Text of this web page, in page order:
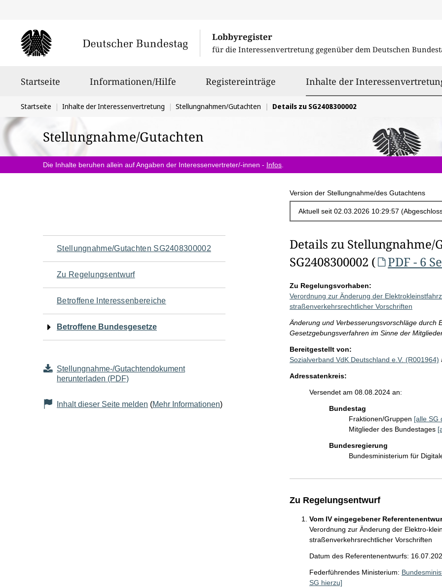
Lobbyregister
für die Interessenvertretung gegenüber dem Deutschen
Startseite Informationen/Hilfe Registereinträge Inhalte der
Sie
befinden
sich
hier:
Startseite Inhalte der Interessenvertretung Stellungnahmen/Gutachten Details zu SG2408300002
Stellungnahme/Gutachten
Die Inhalte beruhen allein auf Angaben der Interessenvertreter/-innen - Infos
Version der Stellungnahme/des Gutachtens
Navigation
für
den
Seiteninhalt
Stellungnahme/Gutachten SG2408300002
Zu Regelungsentwurf
Betroffene Interessenbereiche
Betroffene Bundesgesetze
Stellungnahme-/Gutachtendokument
herunterladen (PDF)
Inhalt dieser Seite melden (Mehr Informationen)
Details zu Stellungnahme/
SG2408300002 (
PDF - 6
Zu Regelungsvorhaben:
Verordnung zur Änderung der
straßenverkehrsrechtlicher Vorschriften
Änderung und Verbesserungsvorschläge durch
Gesetzgebungsverfahren im Sinne der
Bereitgestellt von:
Sozialverband VdK Deutschland e.V. (R001964)
Adressatenkreis:
Versendet am 08.08.2024 an:
Bundestag
Fraktionen/Gruppen [alle SG
Mitglieder des Bundestages
Bundesregierung
Bundesministerium für
Zu Regelungsentwurf
Vom IV eingegebener
Verordnung zur Änderung der Elektro-
straßenverkehrsrechtlicher Vorschriften
Datum des Referentenentwurfs:
Federführendes Ministerium:
SG hierzu]